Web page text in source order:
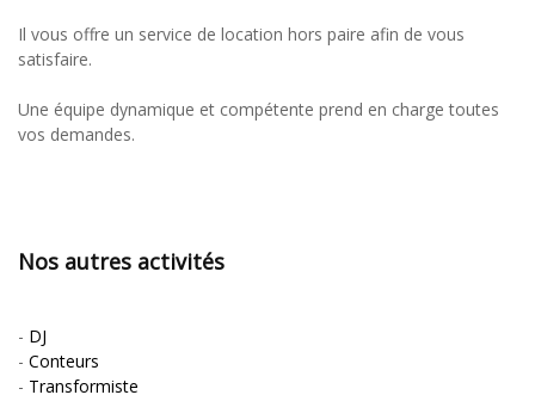
Il vous offre un service de location hors paire afin de vous
satisfaire.
Une équipe dynamique et compétente prend en charge toutes
vos demandes.
Nos autres activités
- DJ
- Conteurs
- Transformiste